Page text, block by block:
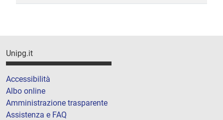
Unipg.it
Accessibilità
Albo online
Amministrazione trasparente
Assistenza e FAQ